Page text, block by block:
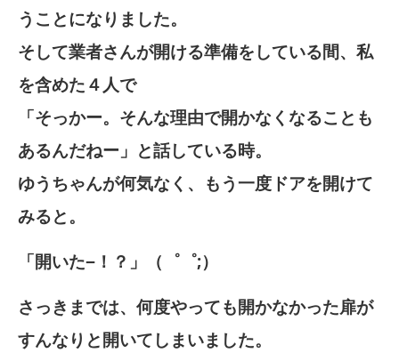
うことになりました。
そして業者さんが開ける準備をしている間、私
を含めた４人で
「そっかー。そんな理由で開かなくなることも
あるんだねー」と話している時。
ゆうちゃんが何気なく、もう一度ドアを開けて
みると。
「開いた−！？」（゜゜;）
さっきまでは、何度やっても開かなかった扉が
すんなりと開いてしまいました。